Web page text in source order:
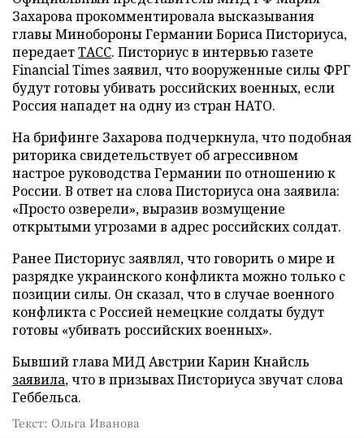
Захарова прокомментировала высказывания
главы Минобороны Германии Бориса Писториуса,
передаетТАСС. Писториус в интервью газете
Financial Times заявил, что вооруженные силы ФРГ
будут готовы убивать российских военных, если
Россия нападет на одну из стран НАТО.
На брифинге Захарова подчеркнула, что подобная
риторика свидетельствует об агрессивном
настрое руководства Германии по отношению к
России. В ответ на слова Писториуса она заявила:
«Просто озверели», выразив возмущение
открытыми угрозами в адрес российских солдат.
Ранее Писториус заявлял, что говорить о мире и
разрядке украинского конфликта можно только с
позиции силы. Он сказал, что в случае военного
конфликта с Россией немецкие солдаты будут
готовы «убивать российских военных».
Бывший глава МИД Австрии Карин Кнайсль
заявила, что в призывах Писториуса звучат слова
Геббельса.
Текст: Ольга Иванова